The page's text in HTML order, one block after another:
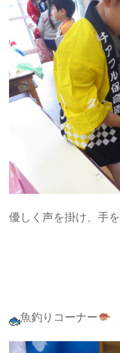
優しく声を掛け、手
魚釣りコーナー